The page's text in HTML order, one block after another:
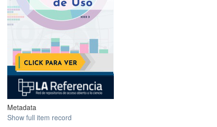
Metadata
Show full item record